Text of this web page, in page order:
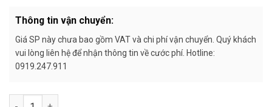
Thông tin vận chuyển:
Giá SP này chưa bao gồm VAT và chi phí vận chuyển. Quý khách
vui lòng liên hệ để nhận thông tin về cước phí. Hotline:
0919.247.911
Số lượng